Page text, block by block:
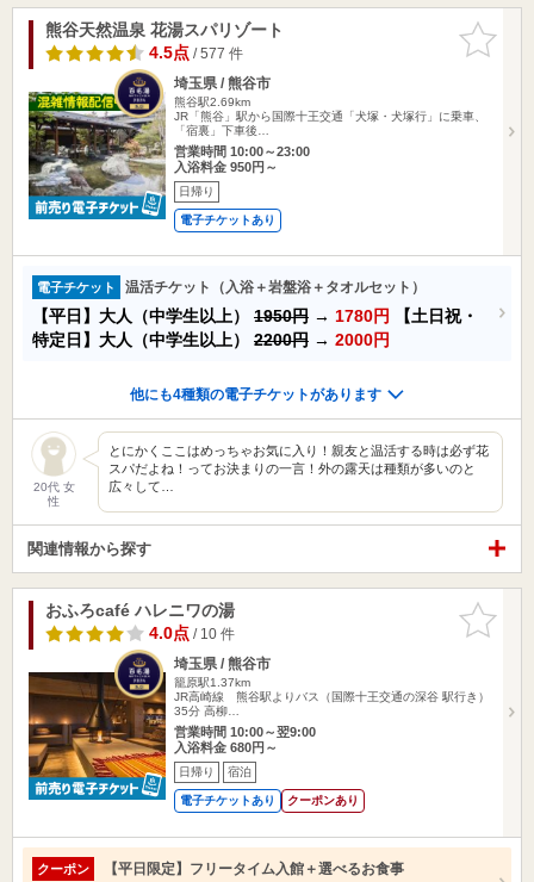
お気に入
りに追加
熊谷天然温泉 花湯スパリゾート
4.5点/ 577 件
埼玉県 / 熊谷市
熊谷駅2.69km
JR「熊谷」駅から国際十王交通「犬塚・犬塚行」に乗車、
「宿裏」下車後…
営業時間 10:00～23:00
入浴料金 950円～
日帰り
電子チケットあり
電子チケット 温活チケット（入浴＋岩盤浴＋タオルセット）
【平日】大人（中学生以上） 1950円 → 1780円
【土日祝・
特定日】大人（中学生以上） 2200円 → 2000円
他にも4種類の電子チケットがあります
20代 女
性
とにかくここはめっちゃお気に入り！親友と温活する時は必ず花
スパだよね！ってお決まりの一言！外の露天は種類が多いのと
広々して…
関連情報から探す
お気に入
りに追加
おふろcafé ハレニワの湯
4.0点/ 10 件
埼玉県 / 熊谷市
籠原駅1.37km
JR高崎線 熊谷駅よりバス（国際十王交通の深谷 駅行き）
35分 高柳…
営業時間 10:00～翌9:00
入浴料金 680円～
日帰り 宿泊
電子チケットあり クーポンあり
クーポン 【平日限定】フリータイム入館＋選べるお食事